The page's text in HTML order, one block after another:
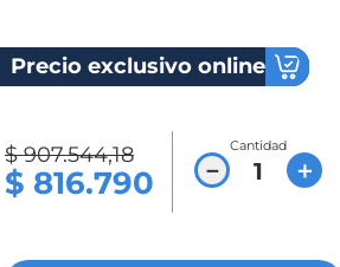
Precio exclusivo online
$ 907.544,18
$ 816.790
Cantidad
＋
－